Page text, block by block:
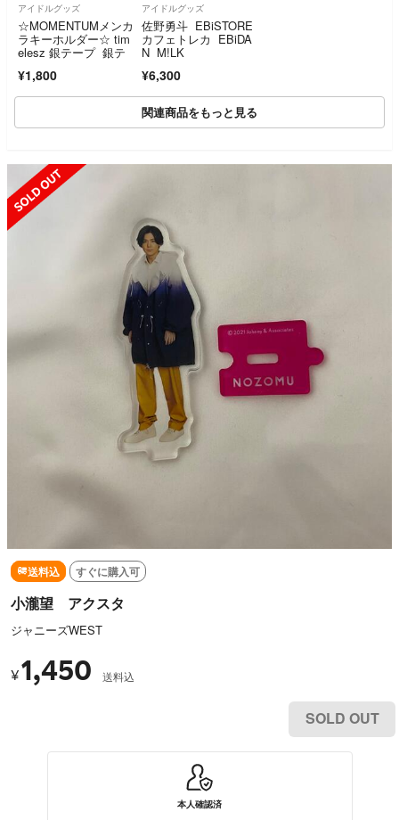
アイドルグッズ
☆MOMENTUMメンカ
ラキーホルダー☆ tim
elesz 銀テープ 銀テ
¥1,800
アイドルグッズ
佐野勇斗 EBiSTORE
カフェトレカ EBiDA
N M!LK
¥6,300
関連商品をもっと見る
送料込 すぐに購入可
小瀧望 アクスタ
ジャニーズWEST
¥1,450 送料込
SOLD OUT
本人確認済